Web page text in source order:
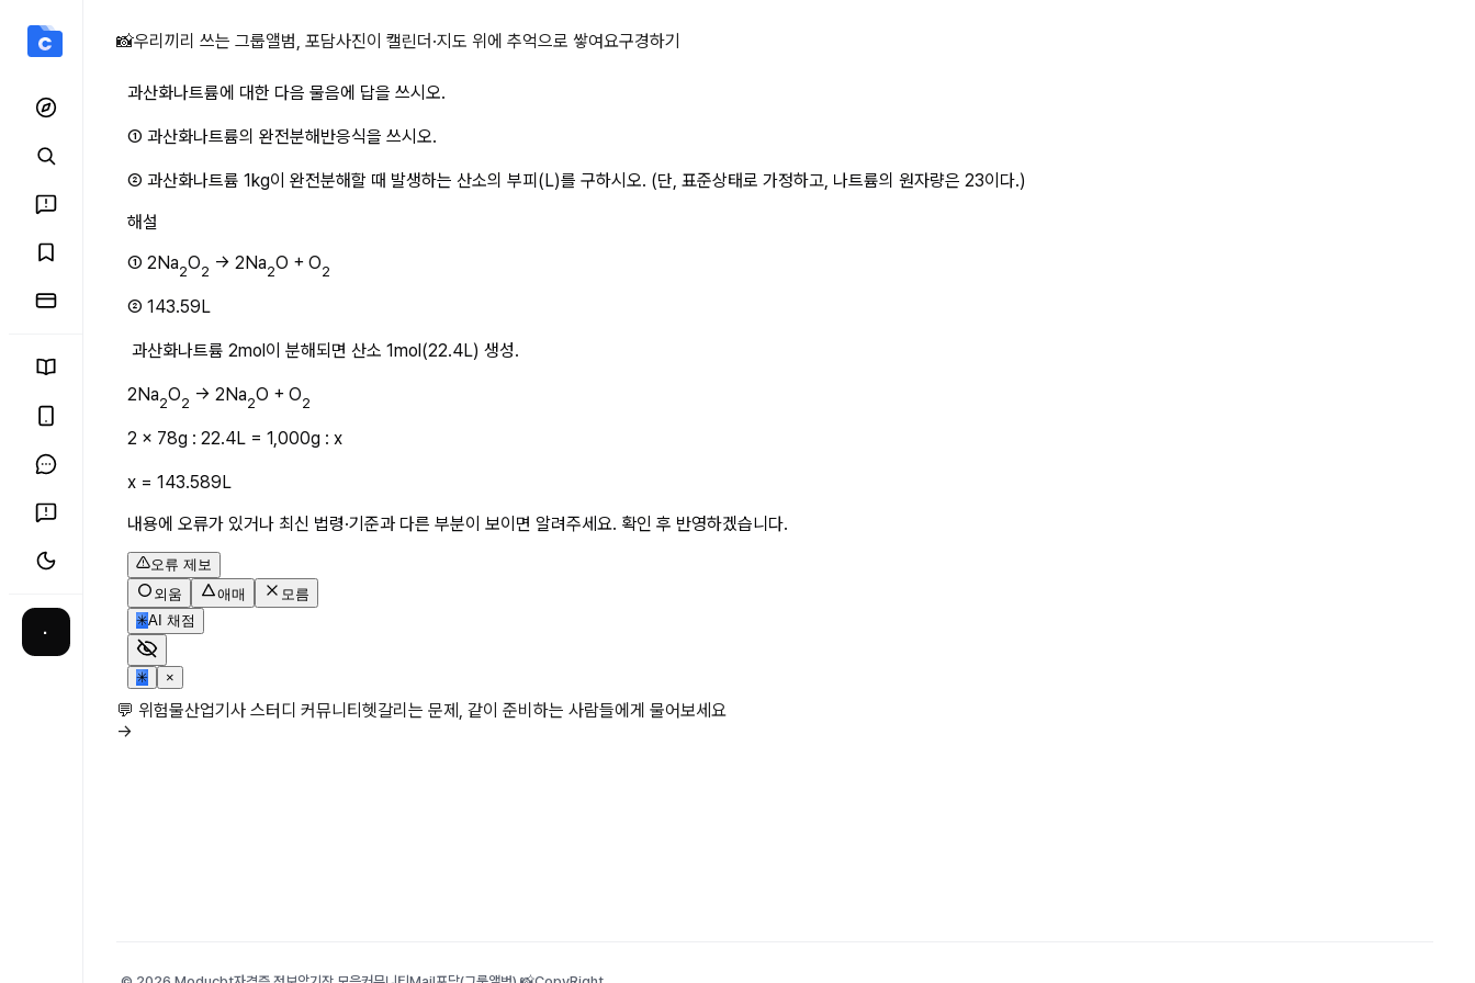
·
과산화나트륨에 대한 다음 물음에 답을 쓰시오.① 과산화나트륨의 완전분해반 상세 페이지
📸우리끼리 쓰는 그룹앨범, 포담사진이 캘린더·지도 위에 추억으로 쌓여요구경하기
과산화나트륨에 대한 다음 물음에 답을 쓰시오.
① 과산화나트륨의 완전분해반응식을 쓰시오.
② 과산화나트륨 1kg이 완전분해할 때 발생하는 산소의 부피(L)를 구하시오. (단, 표준상태로 가정하고, 나트륨의 원자량은 23이다.)
해설
① 2Na2O2 → 2Na2O + O2
② 143.59L
과산화나트륨 2mol이 분해되면 산소 1mol(22.4L) 생성.
2Na2O2 → 2Na2O + O2
2 x 78g : 22.4L = 1,000g : x
x = 143.589L
내용에 오류가 있거나 최신 법령·기준과 다른 부분이 보이면 알려주세요. 확인 후 반영하겠습니다.
오류 제보
외움
애매
모름
✳AI 채점
✳ ×
💬 위험물산업기사 스터디 커뮤니티헷갈리는 문제, 같이 준비하는 사람들에게 물어보세요
→